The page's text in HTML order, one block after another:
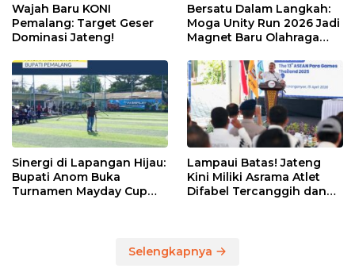
Wajah Baru KONI
Pemalang: Target Geser
Dominasi Jateng!
Bersatu Dalam Langkah:
Moga Unity Run 2026 Jadi
Magnet Baru Olahraga
Sinergi di Lapangan Hijau:
Bupati Anom Buka
Turnamen Mayday Cup
Lampaui Batas! Jateng
Kini Miliki Asrama Atlet
Difabel Tercanggih dan
Selengkapnya